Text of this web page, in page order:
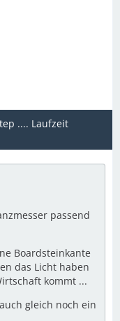
.... Laufzeit
passend
Boardsteinkante
das Licht haben
kommt ...
gleich noch ein